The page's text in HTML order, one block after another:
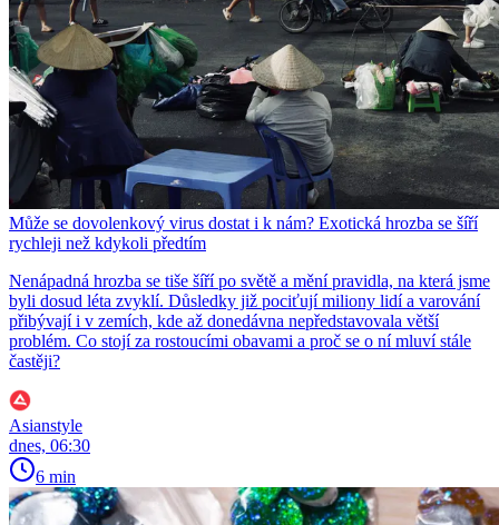
Může se dovolenkový virus dostat i k nám? Exotická hrozba se šíří
rychleji než kdykoli předtím
Nenápadná hrozba se tiše šíří po světě a mění pravidla, na která jsme
byli dosud léta zvyklí. Důsledky již pociťují miliony lidí a varování
přibývají i v zemích, kde až donedávna nepředstavovala větší
problém. Co stojí za rostoucími obavami a proč se o ní mluví stále
častěji?
Asianstyle
dnes, 06:30
6 min